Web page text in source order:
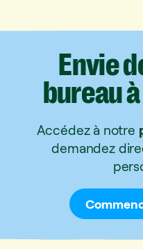
Envie
bureauà
Accédez à notre
demandez